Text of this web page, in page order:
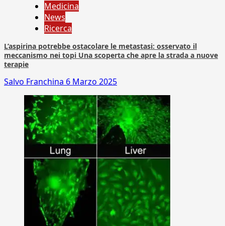
Medicina
News
Ricerca
L’aspirina potrebbe ostacolare le metastasi: osservato il
meccanismo nei topi Una scoperta che apre la strada a nuove
terapie
Salvo Franchina 6 Marzo 2025